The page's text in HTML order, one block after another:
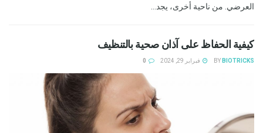
العرضي. من ناحية أخرى، يجد...
كيفية الحفاظ على آذان صحية بالتنظيف
BY BIOTRICKS فبراير 29, 2024